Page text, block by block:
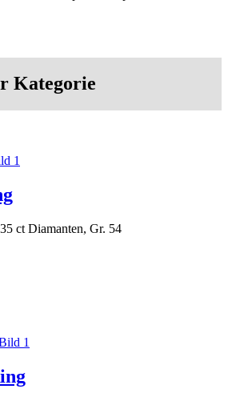
Kategorie
ct Diamanten, Gr. 54